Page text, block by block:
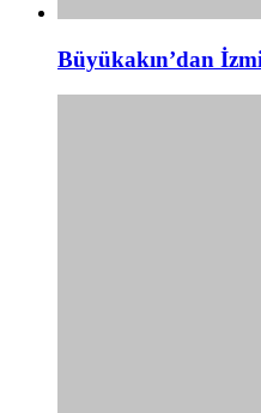
Büyükakın’dan